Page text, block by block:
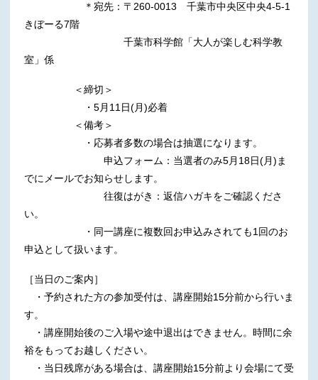
＊宛先：〒260-0013 千葉市中央区中央4-5-1
きぼーる7階
千葉市科学館「大人が楽しむ科学教
室」係
＜締切＞
・5月11日(月)必着
＜備考＞
・応募者多数の場合は抽選になります。
申込フォーム：当選者のみ5月18日(月)ま
でにメールでお知らせします。
往復はがき：返信ハガキをご確認くださ
い。
・同一講座に複数回お申込みされても1回のお
申込として扱います。
［当日のご案内］
・予約された方の参加受付は、講座開始15分前から行いま
す。
・講座開始後のご入場や途中退出はできません。時間に余
裕をもってお越しください。
・当日残席がある場合は、講座開始15分前より会場にて受